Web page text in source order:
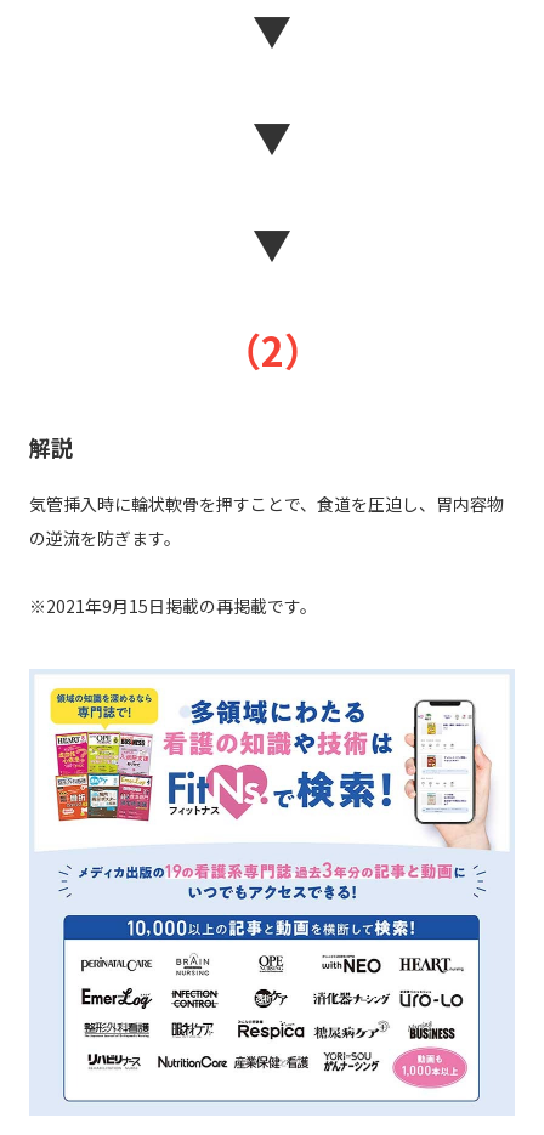
▼
▼
▼
（2）
解説
気管挿入時に輪状軟骨を押すことで、食道を圧迫し、胃内容物
の逆流を防ぎます。
※2021年9月15日掲載の再掲載です。